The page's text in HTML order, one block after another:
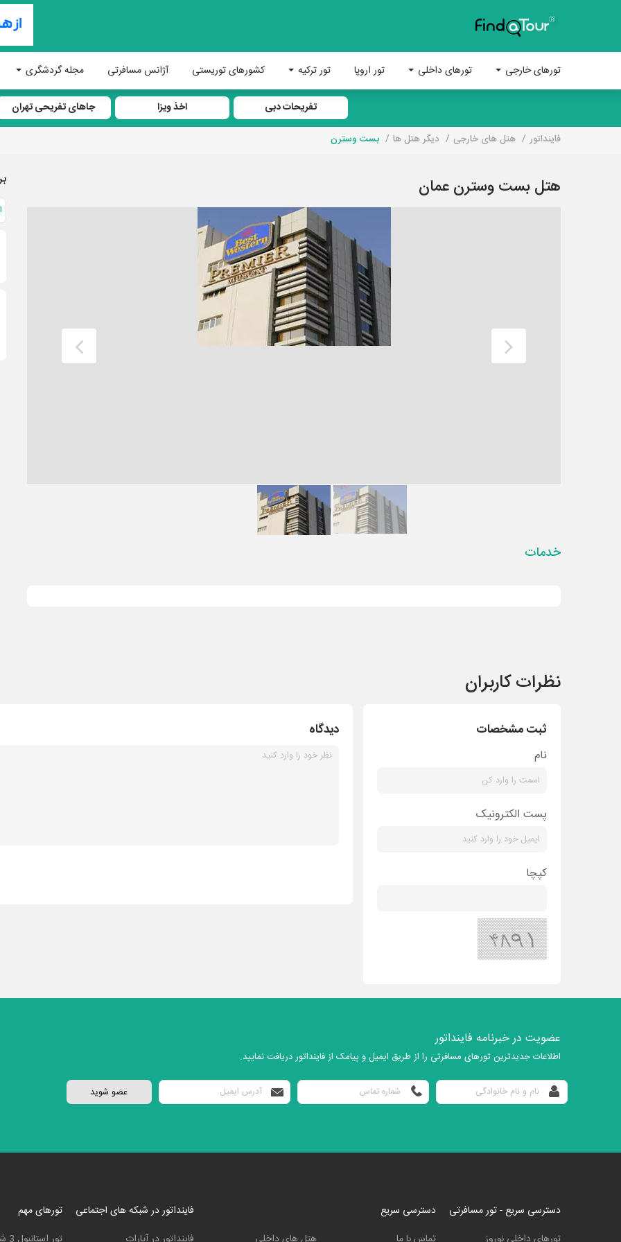
تورهای خارجی تورهای داخلی تور اروپا تور ترکیه کشورهای توریستی آژانس مسافرتی مجله گردشگری
تفریحات دبی اخذ ویزا جاهای تفریحی تهران
فاینداتور هتل های خارجی دیگر هتل ها بست وسترن
هتل بست وسترن عمان
خدمات
نظرات کاربران
ثبت مشخصات
نام
پست الکترونیک
کپچا
دیدگاه
عضویت در خبرنامه فاینداتور
اطلاعات جدیدترین تورهای مسافرتی را از طریق ایمیل و پیامک از فاینداتور دریافت نمایید.
دسترسی سریع - تور مسافرتی
دسترسی سریع
فاینداتور در شبکه های اجتماعی
تورهای مهم